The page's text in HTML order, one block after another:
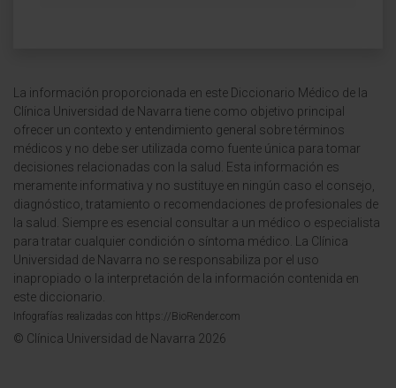
La información proporcionada en este Diccionario Médico de la
Clínica Universidad de Navarra tiene como objetivo principal
ofrecer un contexto y entendimiento general sobre términos
médicos y no debe ser utilizada como fuente única para tomar
decisiones relacionadas con la salud. Esta información es
meramente informativa y no sustituye en ningún caso el consejo,
diagnóstico, tratamiento o recomendaciones de profesionales de
la salud. Siempre es esencial consultar a un médico o especialista
para tratar cualquier condición o síntoma médico. La Clínica
Universidad de Navarra no se responsabiliza por el uso
inapropiado o la interpretación de la información contenida en
este diccionario.
Infografías realizadas con https://BioRender.com
© Clínica Universidad de Navarra 2026